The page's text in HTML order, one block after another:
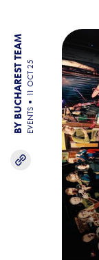
BY BUCHAREST TEAM EVENTS
11 OCT 25